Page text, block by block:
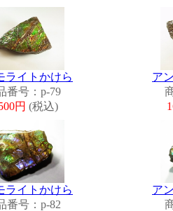
ライトかけら
番号：p-79
円 (税込)
ア
ライトかけら
番号：p-82
ア